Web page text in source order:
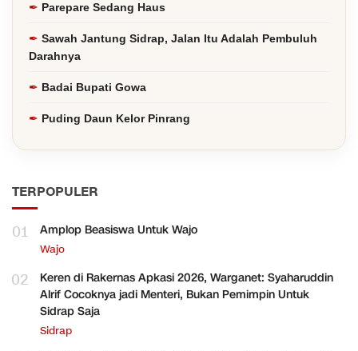
Parepare Sedang Haus
Sawah Jantung Sidrap, Jalan Itu Adalah Pembuluh
Darahnya
Badai Bupati Gowa
Puding Daun Kelor Pinrang
TERPOPULER
01 Amplop Beasiswa Untuk Wajo
Wajo
02
Keren di Rakernas Apkasi 2026, Warganet: Syaharuddin
Alrif Cocoknya jadi Menteri, Bukan Pemimpin Untuk
Sidrap Saja
Sidrap